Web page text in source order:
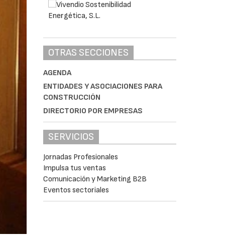
OTRAS SECCIONES
AGENDA
ENTIDADES Y ASOCIACIONES PARA
CONSTRUCCIÓN
DIRECTORIO POR EMPRESAS
SERVICIOS
Jornadas Profesionales
Impulsa tus ventas
Comunicación y Marketing B2B
Eventos sectoriales